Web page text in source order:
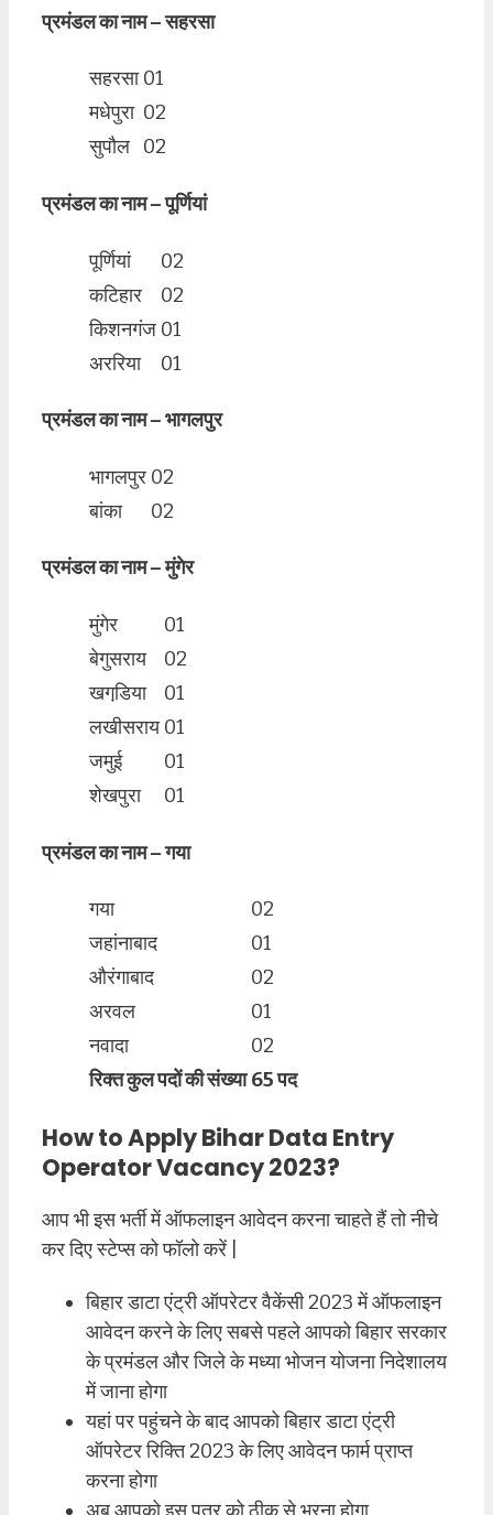
प्रमंडल का नाम – सहरसा
सहरसा 01
मधेपुरा 02
सुपौल 02
प्रमंडल का नाम – पूर्णियां
पूर्णियां
02
कटिहार
02
किशनगंज 01
अररिया
01
प्रमंडल का नाम – भागलपुर
भागलपुर 02
बांका
02
प्रमंडल का नाम – मुंगेर
मुंगेर
01
बेगुसराय
02
खगडि़या
01
लखीसराय 01
जमुई
01
शेखपुरा
01
प्रमंडल का नाम – गया
गया
02
जहांनाबाद
01
औरंगाबाद
02
अरवल
01
नवादा
02
रिक्त कुल पदों की संख्या 65 पद
How to Apply Bihar Data Entry
Operator Vacancy 2023?
आप भी इस भर्ती में ऑफलाइन आवेदन करना चाहते हैं तो नीचे
कर दिए स्टेप्स को फॉलो करें |
बिहार डाटा एंट्री ऑपरेटर वैकेंसी 2023 में ऑफलाइन
आवेदन करने के लिए सबसे पहले आपको बिहार सरकार
के प्रमंडल और जिले के मध्या भोजन योजना निदेशालय
में जाना होगा
यहां पर पहुंचने के बाद आपको बिहार डाटा एंट्री
ऑपरेटर रिक्ति 2023 के लिए आवेदन फार्म प्राप्त
करना होगा